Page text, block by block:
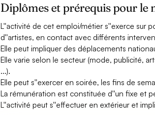
Diplômes et prérequis pour le
L''activité de cet emploi/métier s''exerce sur
d''artistes, en contact avec différents
Elle peut impliquer des déplacements
Elle varie selon le secteur (mode, publicité,
...).
Elle peut s''exercer en soirée, les fins de
La rémunération est constituée d''un fixe et
L''activité peut s''effectuer en extérieur et